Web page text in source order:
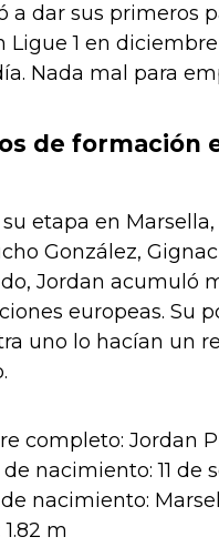
a dar sus primeros
Ligue 1 en
Nada mal para
de formación
etapa en
González,
Jordan acumuló
europeas. Su
uno lo hacían un
completo: Jordan
nacimiento: 11 de
nacimiento:
m